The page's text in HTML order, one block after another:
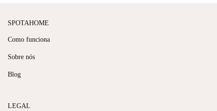
SPOTAHOME
Como funciona
Sobre nós
Blog
LEGAL